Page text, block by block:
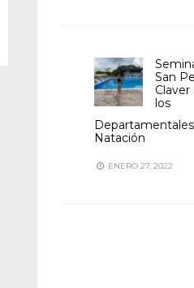
San
Claver
los
Natación
ENERO 27, 2022